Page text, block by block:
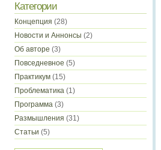
Категории
Концепция (28)
Новости и Аннонсы (2)
Об авторе (3)
Повседневное (5)
Практикум (15)
Проблематика (1)
Программа (3)
Размышления (31)
Статьи (5)